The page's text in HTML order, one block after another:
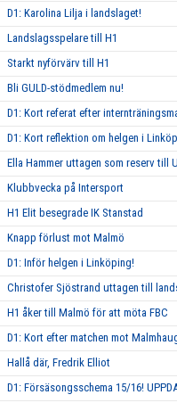
D1: Karolina Lilja i landslaget!
Landslagsspelare till H1
Starkt nyförvärv till H1
Bli GULD-stödmedlem nu!
D1: Kort referat efter
D1: Kort reflektion om helgen i
Ella Hammer uttagen som reserv till
Klubbvecka på Intersport
H1 Elit besegrade IK Stanstad
Knapp förlust mot Malmö
D1: Inför helgen i Linköping!
Christofer Sjöstrand uttagen till
H1 åker till Malmö för att möta FBC
D1: Kort efter matchen mot
Hallå där, Fredrik Elliot
D1: Försäsongsschema 15/16!